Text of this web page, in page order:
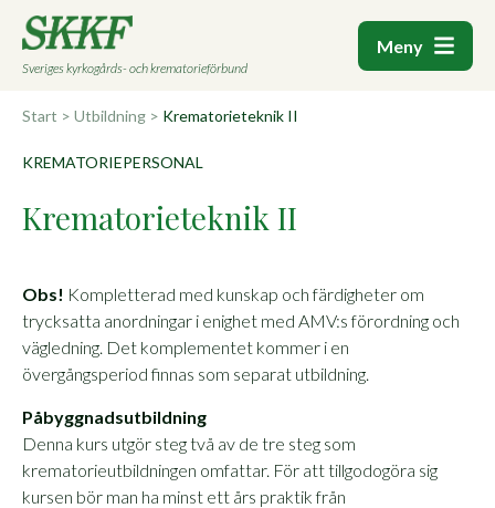
Sveriges kyrkogårds- och krematorieförbund
Meny
Start > Utbildning > Krematorieteknik II
KREMATORIEPERSONAL
Krematorieteknik II
Obs! Kompletterad med kunskap och färdigheter om
trycksatta anordningar i enighet med AMV:s förordning och
vägledning. Det komplementet kommer i en
övergångsperiod finnas som separat utbildning.
Påbyggnadsutbildning
Denna kurs utgör steg två av de tre steg som
krematorieutbildningen omfattar. För att tillgodogöra sig
kursen bör man ha minst ett års praktik från